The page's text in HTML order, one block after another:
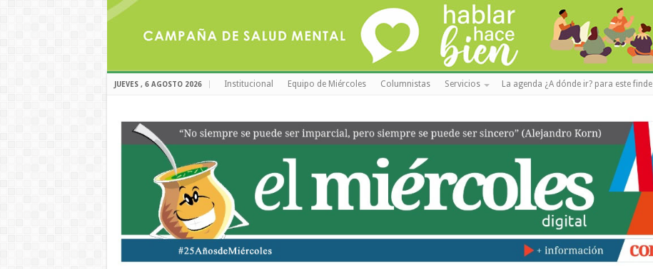
JUEVES , 6 AGOSTO 2026 Institucional Equipo de Miércoles Columnistas Servicios La agenda ¿A dónde ir? para este finde